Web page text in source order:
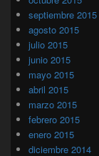
septiembre 2015
agosto 2015
julio 2015
junio 2015
mayo 2015
abril 2015
marzo 2015
febrero 2015
enero 2015
diciembre 2014